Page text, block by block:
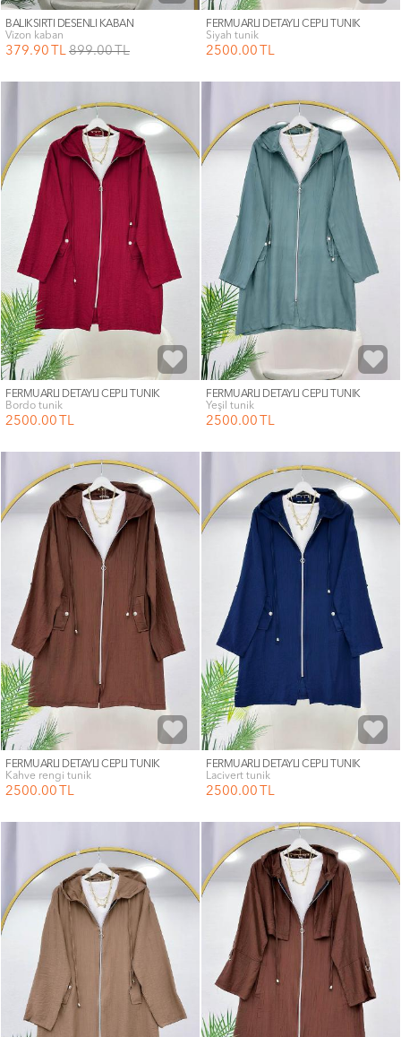
BALIKSIRTI DESENLİ KABAN
vizon kaban
379.90 TL 899.00TL
FERMUARLI DETAYLI CEPLİ TUNİK
siyah tunik
2500.00 TL
FERMUARLI DETAYLI CEPLİ TUNİK
bordo tunik
2500.00 TL
FERMUARLI DETAYLI CEPLİ TUNİK
yeşil tunik
2500.00 TL
FERMUARLI DETAYLI CEPLİ TUNİK
kahve rengi tunik
2500.00 TL
FERMUARLI DETAYLI CEPLİ TUNİK
lacivert tunik
2500.00 TL